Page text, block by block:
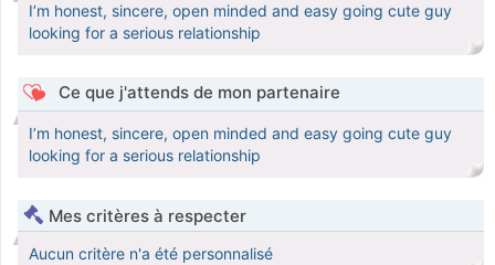
I’m honest, sincere, open minded and easy going cute guy
looking for a serious relationship
Ce que j'attends de mon partenaire
I’m honest, sincere, open minded and easy going cute guy
looking for a serious relationship
Mes critères à respecter
Aucun critère n'a été personnalisé